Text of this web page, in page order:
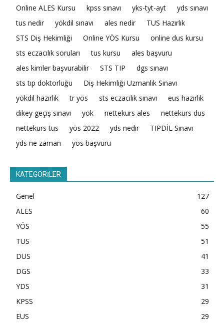
Online ALES Kursu
kpss sınavı yks-tyt-ayt
yds sınavı
tus nedir
yökdil sınavı ales nedir
TUS Hazırlık
STS Diş Hekimliği
Online YÖS Kursu
online dus kursu
sts eczacılık soruları
tus kursu
ales başvuru
ales kimler başvurabilir
STS TIP
dgs sınavı
sts tıp doktorluğu
Diş Hekimliği Uzmanlık Sınavı
yökdil hazırlık
tr yös sts eczacılık sınavı
eus hazırlık
dikey geçiş sınavı
yök nettekurs ales
nettekurs dus
nettekurs tus
yös 2022 yds nedir
TIPDİL Sınavı
yds ne zaman
yös başvuru
KATEGORİLER
Genel
127
ALES
60
YÖS
55
TUS
51
DUS
41
DGS
33
YDS
31
KPSS
29
EUS
29